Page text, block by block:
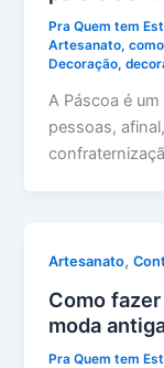
Pra Quem tem
Artesanato,
Decoração,
A Páscoa é
pessoas,
Artesanato,
Como
moda
Pra Quem tem